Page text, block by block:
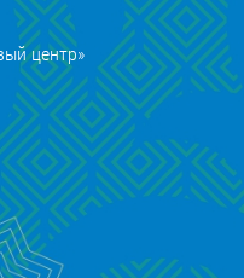
центр»